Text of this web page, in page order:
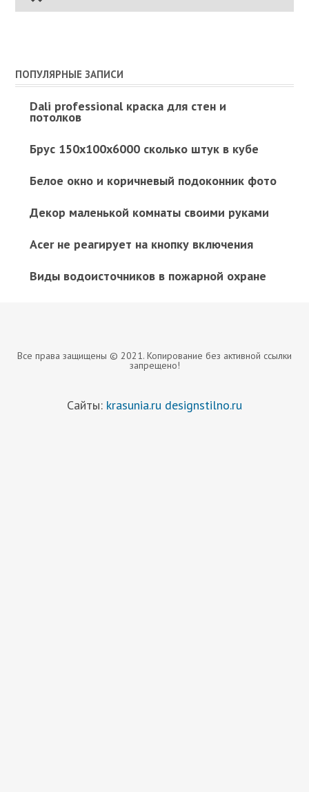
ПОПУЛЯРНЫЕ ЗАПИСИ
Dali professional краска для стен и
потолков
Брус 150х100х6000 сколько штук в кубе
Белое окно и коричневый подоконник фото
Декор маленькой комнаты своими руками
Acer не реагирует на кнопку включения
Виды водоисточников в пожарной охране
Все права защищены © 2021. Копирование без активной ссылки
запрещено!
Сайты: krasunia.ru designstilno.ru